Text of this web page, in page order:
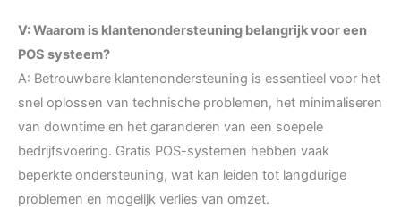
V: Waarom is klantenondersteuning belangrijk voor een
POS systeem?
A: Betrouwbare klantenondersteuning is essentieel voor het
snel oplossen van technische problemen, het minimaliseren
van downtime en het garanderen van een soepele
bedrijfsvoering. Gratis POS-systemen hebben vaak
beperkte ondersteuning, wat kan leiden tot langdurige
problemen en mogelijk verlies van omzet.